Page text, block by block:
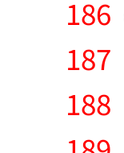
186
187
188